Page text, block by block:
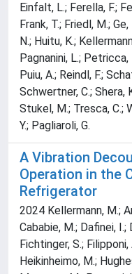
Einfalt, L.; Ferella, F.;
Frank, T.; Friedl, M.;
N.; Huitu, K.;
Pagnanini, L.;
Puiu, A.; Reindl, F.;
Schwertner, C.; Shera,
Stukel, M.; Tresca, C.;
Y.; Pagliaroli, G.
A Vibration
Operation in the
Refrigerator
2024 Kellermann, M.;
Cababie, M.; Dafinei, I.;
Fichtinger, S.; Filipponi,
Heikinheimo, M.;